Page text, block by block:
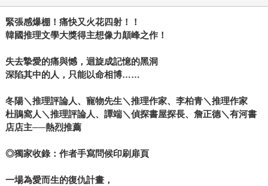
緊張感爆棚！痛快又火花四射！！
韓國推理文學大獎得主想像力顛峰之作！
失去摯愛的痛與憾，迴旋成記憶的黑洞
深陷其中的人，只能以命相博……
冬陽＼推理評論人、寵物先生＼推理作家、李柏青＼推理作家
杜鵑窩人＼推理評論人、譚端＼偵探書屋探長、詹正德＼有河書
店店主──熱烈推薦
◎獨家收錄：作者手寫問候印刷扉頁
一場為愛而生的復仇計畫，